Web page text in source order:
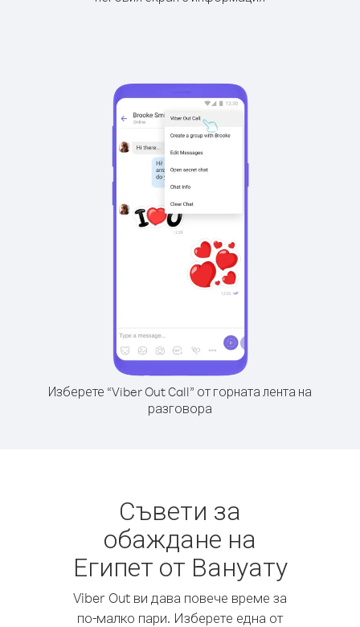
Изберете “Viber Out Call” от горната лента на
разговора
Съвети за
обаждане на
Египет от Вануату
Viber Out ви дава повече време за
по-малко пари. Изберете една от